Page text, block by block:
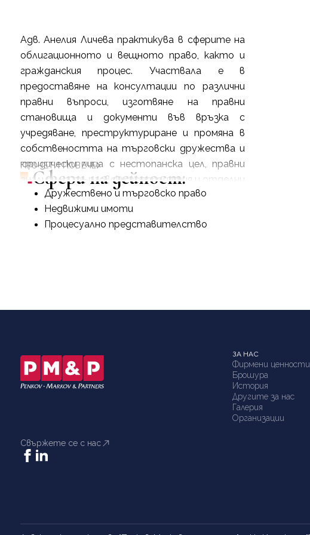
Адв. Анелия Личева практикува в сферите на
облигационното и вещното право, както и
гражданския процес. Участвала е в
предоставяне на консултации по различни
правни въпроси, изготвяне на правни
становища и документи във връзка с
учредяване, преструктуриране и промяна в
собствеността на търговски дружества и
юридически лица с нестопанска цел, правни
анализи на търговски предприятия и отделни
активи, подготовка на различни видове
търговски договори и сделки с недвижими
имоти.
ПРОЧЕТИ ПОВЕЧЕ
Сфери на дейност:
Дружествено и търговско право
Недвижими имоти
Процесуално представителство
Свържете се с нас
ЗА НАС
Фирмени ценности
Брошура
История
Другите за нас
Галерия
Организации